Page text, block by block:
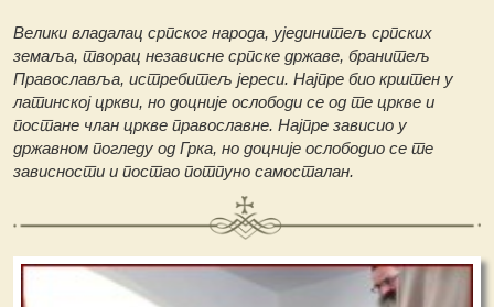
Велики владалац српског народа, ујединитељ српских
земаља, творац независне српске државе, бранитељ
Православља, истребитељ јереси. Најпре био крштен у
латинској цркви, но доцније ослободи се од те цркве и
постане члан цркве православне. Најпре зависио у
државном погледу од Грка, но доцније ослободио се те
зависности и постао потпуно самосталан.